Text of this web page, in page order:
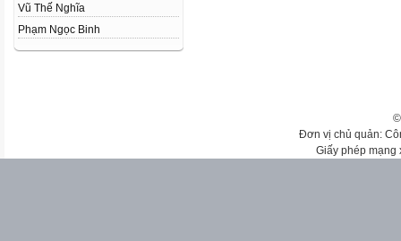
Vũ Thế Nghĩa
Phạm Ngọc Binh
Đơn vị chủ quản:
Giấy phép mạng